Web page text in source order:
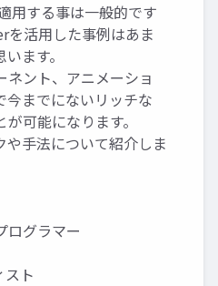
用する事は一般的です
を活用した事例はあま
ます。
ント、アニメーショ
今までにないリッチな
可能になります。
や手法について紹介しま
ログラマー
スト